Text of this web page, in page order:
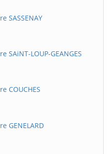
SASSENAY
LOUP-GEANGES
COUCHES
GENELARD